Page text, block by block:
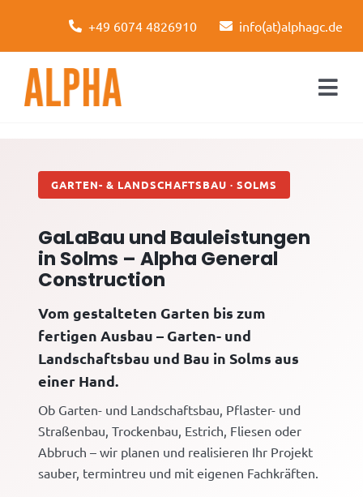
content
+49 6074 4826910 info(at)alphagc.de
Leistungen
Kontakt
GARTEN- & LANDSCHAFTSBAU · SOLMS
GaLaBau und Bauleistungen
in Solms – Alpha General
Construction
Vom gestalteten Garten bis zum
fertigen Ausbau – Garten- und
Landschaftsbau und Bau in Solms aus
einer Hand.
Ob Garten- und Landschaftsbau, Pflaster- und
Straßenbau, Trockenbau, Estrich, Fliesen oder
Abbruch – wir planen und realisieren Ihr Projekt
sauber, termintreu und mit eigenen Fachkräften.